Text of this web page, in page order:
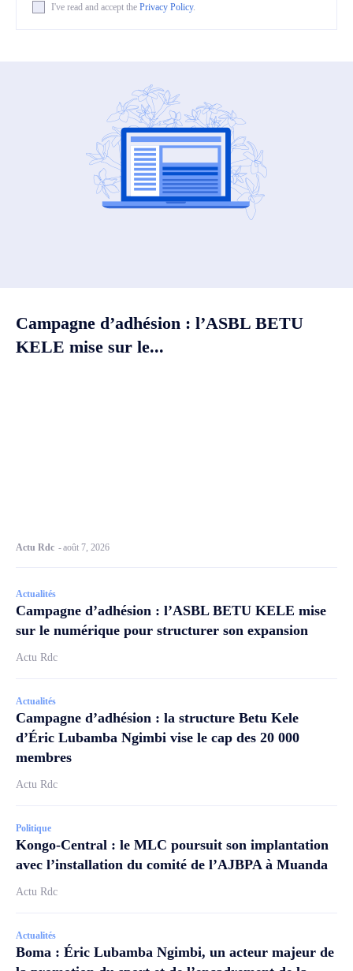
I've read and accept the Privacy Policy.
Campagne d’adhésion : l’ASBL BETU
KELE mise sur le...
Actu Rdc -août 7, 2026
Actualités
Campagne d’adhésion : l’ASBL BETU KELE mise
sur le numérique pour structurer son expansion
Actu Rdc
Actualités
Campagne d’adhésion : la structure Betu Kele
d’Éric Lubamba Ngimbi vise le cap des 20 000
membres
Actu Rdc
Politique
Kongo-Central : le MLC poursuit son implantation
avec l’installation du comité de l’AJBPA à Muanda
Actu Rdc
Actualités
Boma : Éric Lubamba Ngimbi, un acteur majeur de